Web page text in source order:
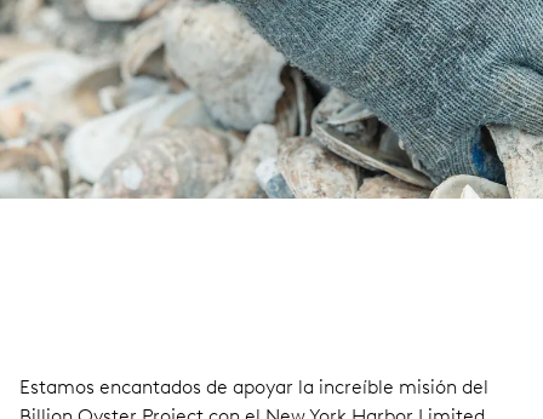
Estamos encantados de apoyar la increíble misión del